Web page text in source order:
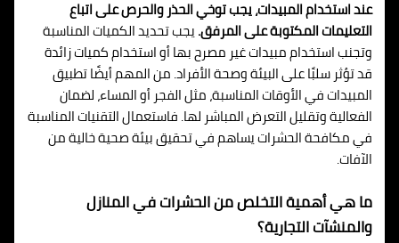
عند استخدام المبيدات، يجب توخي الحذر والحرص على اتباع
التعليمات المكتوبة على المرفق.يجب تحديد الكميات المناسبة
وتجنب استخدام مبيدات غير مصرح بها أو استخدام كميات زائدة
قد تؤثر سلبًا على البيئة وصحة الأفراد. من المهم أيضًا تطبيق
المبيدات في الأوقات المناسبة، مثل الفجر أو المساء، لضمان
الفعالية وتقليل التعرض المباشر لها. فاستعمال التقنيات المناسبة
في مكافحة الحشرات يساهم في تحقيق بيئة صحية خالية من
الآفات.
ما هي أهمية التخلص من الحشرات في المنازل
والمنشآت التجارية؟